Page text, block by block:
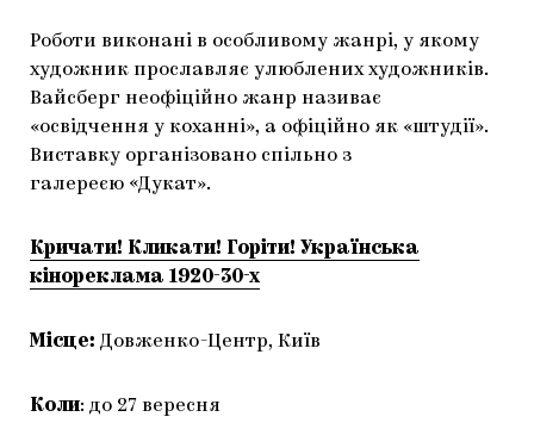
Роботи виконані в особливому жанрі, у якому
художник прославляє улюблених художників.
Вайсберг неофіційно жанр називає
«освідчення у коханні», а офіційно як «штудії».
Виставку організовано спільно з
галереєю «Дукат».
Кричати! Кликати! Горіти! Українська
кінореклама 1920-30-х
Місце: Довженко-Центр, Київ
Коли: до 27 вересня